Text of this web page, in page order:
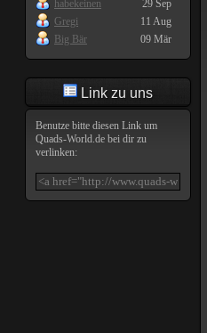
habekeinen
29 Sep
Gregi
11 Aug
Big Bär
09 Mär
Link zu uns
Benutze bitte diesen Link um
Quads-World.de bei dir zu
verlinken: